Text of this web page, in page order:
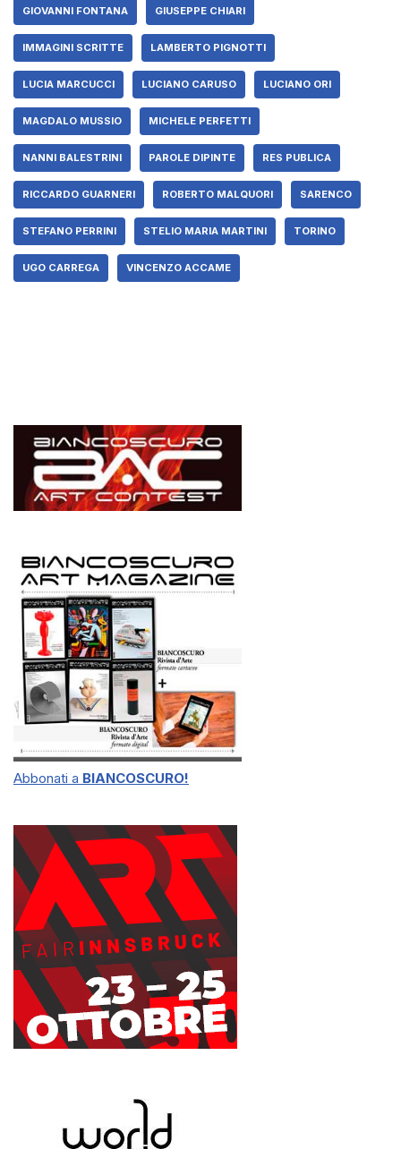
GIOVANNI FONTANA GIUSEPPE CHIARI
IMMAGINI SCRITTE LAMBERTO PIGNOTTI
LUCIA MARCUCCI LUCIANO CARUSO LUCIANO ORI
MAGDALO MUSSIO MICHELE PERFETTI
NANNI BALESTRINI PAROLE DIPINTE RES PUBLICA
RICCARDO GUARNERI ROBERTO MALQUORI SARENCO
STEFANO PERRINI STELIO MARIA MARTINI TORINO
UGO CARREGA VINCENZO ACCAME
Abbonati a BIANCOSCURO!